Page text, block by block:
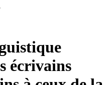
écrivains